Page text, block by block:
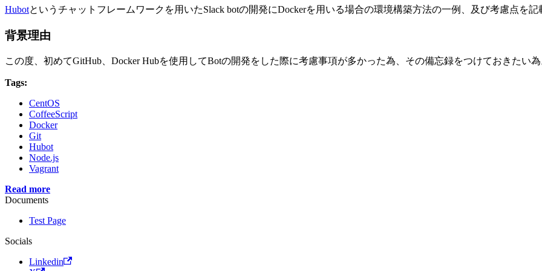
Hubotというチャットフレームワークを用いたSlack botの開発にDockerを用いる場合の環境構築方法の一例、及び考慮点を記
背景理由
この度、初めてGitHub、Docker Hubを使用してBotの開発をした際に考慮事項が多かった為、その備忘録をつけておきたい為
Tags:
CentOS
CoffeeScript
Docker
Git
Hubot
Node.js
Vagrant
Read more
Documents
Test Page
Socials
Linkedin